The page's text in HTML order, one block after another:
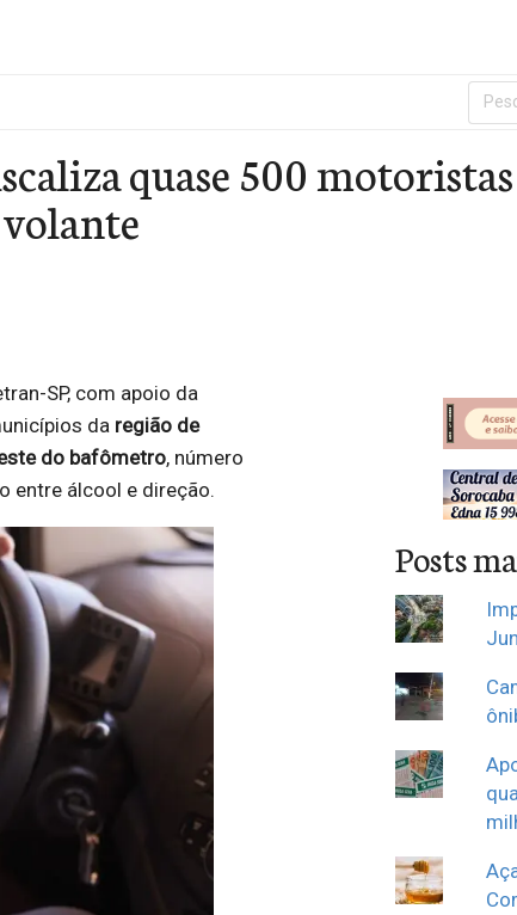
por:
quase 500
SP, com apoio da
da região de
do bafômetro, número
entre álcool e direção.
Posts